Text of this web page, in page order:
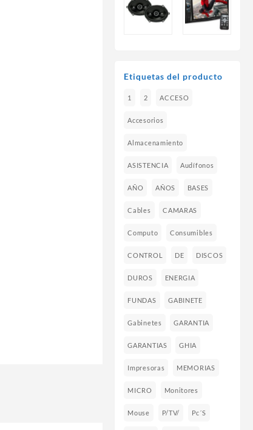
Etiquetas del producto
1 2 ACCESO
Accesorios
Almacenamiento
ASISTENCIA Audífonos
AÑO AÑOS BASES
Cables CAMARAS
Computo Consumibles
CONTROL DE DISCOS
DUROS ENERGIA
FUNDAS GABINETE
Gabinetes GARANTIA
GARANTIAS GHIA
Impresoras MEMORIAS
MICRO Monitores
Mouse P/TV/ Pc´s